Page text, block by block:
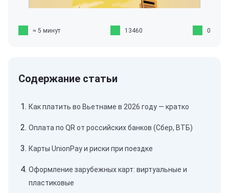
≈ 5 минут 13460 0
Как платить во Вьетнаме в 2026 году — кратко
Оплата по QR от российских банков (Сбер, ВТБ)
Карты UnionPay и риски при поездке
Оформление зарубежных карт: виртуальные и
пластиковые